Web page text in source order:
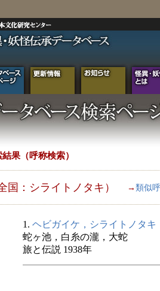
果（呼称検索）
国：シライトノタキ） → 類似
1. ヘビガイケ，シライトノタキ
蛇ヶ池，白糸の瀧，大蛇
旅と伝説 1938年